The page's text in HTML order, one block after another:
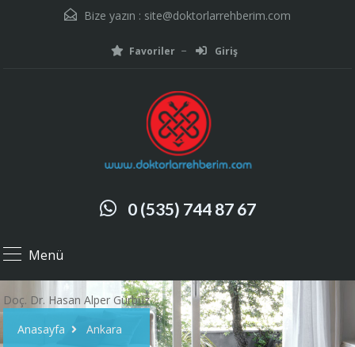
Bize yazın : site@doktorlarrehberim.com
Favoriler Giriş
0 (535) 744 87 67
Menü
Doç. Dr. Hasan Alper Gürbüz
Anasayfa
Ankara